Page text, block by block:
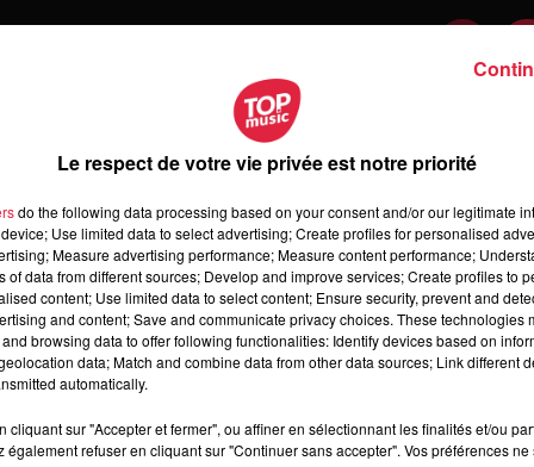
dimanche 09 août 2026
09 août 2026
Le respect de votre vie privée est notre priorité
do the following data processing based on your consent and/or our legitimate
Use limited data to select advertising; Create profiles for personalised
Measure advertising performance; Measure content performance;
of data from different sources; Develop and improve services; Create profiles to
content; Use limited data to select content; Ensure security, prevent and
and content; Save and communicate privacy choices. These technologies
browsing data to offer following functionalities: Identify devices based on
data; Match and combine data from other data sources; Link different
automatically.
cliquant sur "Accepter et fermer", ou affiner en sélectionnant les finalités et/ou
également refuser en cliquant sur "Continuer sans accepter". Vos préférences